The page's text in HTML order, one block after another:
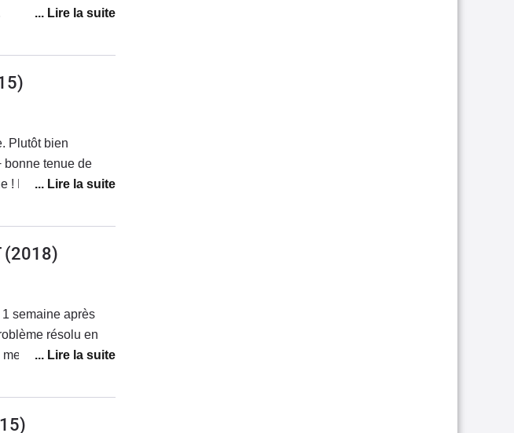
Plutôt bien
bonne tenue de
! La voiture vieillit
! J'adore
problèmes qui
(2018)
semaine après
résolu en
en mode
elle est
niveau